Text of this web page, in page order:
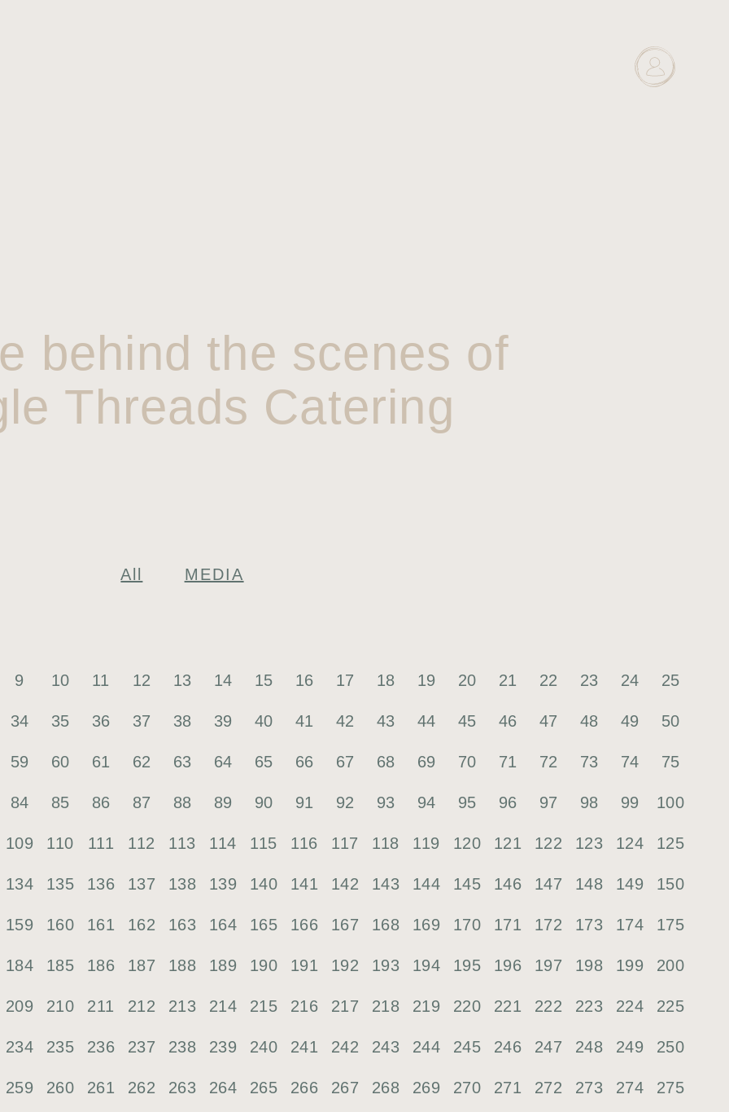
behind the scenes of
Threads Catering
All MEDIA
9 10 11 12 13 14 15 16 17 18 19 20 21 22 23 24 25
34 35 36 37 38 39 40 41 42 43 44 45 46 47 48 49 50
59 60 61 62 63 64 65 66 67 68 69 70 71 72 73 74 75
84 85 86 87 88 89 90 91 92 93 94 95 96 97 98 99 100
109 110 111 112 113 114 115 116 117 118 119 120 121 122 123 124 125
134 135 136 137 138 139 140 141 142 143 144 145 146 147 148 149 150
159 160 161 162 163 164 165 166 167 168 169 170 171 172 173 174 175
184 185 186 187 188 189 190 191 192 193 194 195 196 197 198 199 200
209 210 211 212 213 214 215 216 217 218 219 220 221 222 223 224 225
234 235 236 237 238 239 240 241 242 243 244 245 246 247 248 249 250
259 260 261 262 263 264 265 266 267 268 269 270 271 272 273 274 275